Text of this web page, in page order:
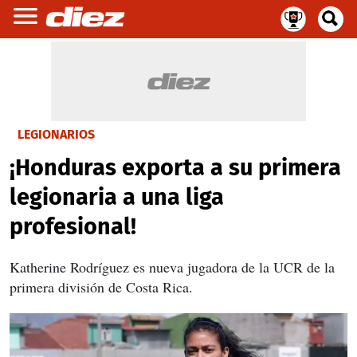
LEGIONARIOS
¡Honduras exporta a su primera
legionaria a una liga
profesional!
Katherine Rodríguez es nueva jugadora de la UCR de la
primera división de Costa Rica.